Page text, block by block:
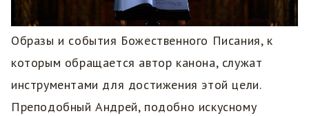
Образы и события Божественного Писания, к
которым обращается автор канона, служат
инструментами для достижения этой цели.
Преподобный Андрей, подобно искусному